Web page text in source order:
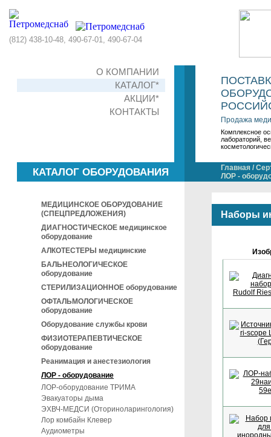
(812) 438-10-48, 490-67-01, 490-67-04
О КОМПАНИИ
КАТАЛОГ*
АКЦИИ*
КОНТАКТЫ
Продажа
Комплексное
лабораторий,
КАТАЛОГ ОБОРУДОВАНИЯ
МЕДИЦИНСКОЕ ОБОРУДОВАНИЕ
(СПЕЦПРЕДЛОЖЕНИЯ)
ДИАГНОСТИЧЕСКОЕ медицинское
оборудование
АЛКОТЕСТЕРЫ медицинские
БАЛЬНЕОЛОГИЧЕСКОЕ
оборудование
СТЕРИЛИЗАЦИОННОЕ оборудование
ОФТАЛЬМОЛОГИЧЕСКОЕ
оборудование
Оборудование службы крови
ФИЗИОТЕРАПЕВТИЧЕСКОЕ
оборудование
Реанимация и анестезиология
ЛОР - оборудование
ЛОР-оборудование ТРИМА
Эвакуаторы дыма
ЭХВЧ-МЕДСИ (Оториноларингология)
Лор комбайн Клевер
Аудиометры
Главная /
ЛОР -
Наборы